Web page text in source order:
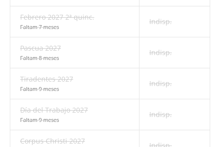
Febrero 2027 2ª quinc.
Faltam 7 meses
Indisp.
Pascua 2027
Faltam 8 meses
Indisp.
Tiradentes 2027
Faltam 9 meses
Indisp.
Día del Trabajo 2027
Faltam 9 meses
Indisp.
Corpus Christi 2027